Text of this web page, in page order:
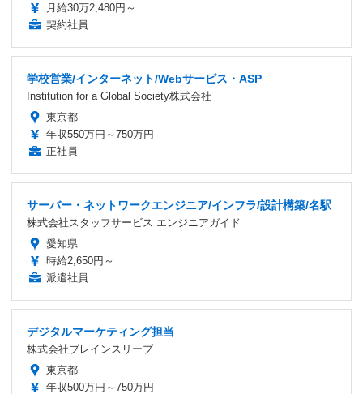
月給30万2,480円～
契約社員
学校営業/インターネット/Webサービス・ASP
Institution for a Global Society株式会社
東京都
年収550万円～750万円
正社員
サーバー・ネットワークエンジニア/インフラ/設計構築/名駅
株式会社スタッフサービス エンジニアガイド
愛知県
時給2,650円～
派遣社員
デジタルマーケティング担当
株式会社ブレインスリープ
東京都
年収500万円～750万円